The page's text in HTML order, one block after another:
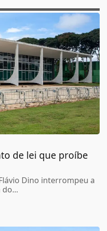
de lei que proíbe
Dino interrompeu a